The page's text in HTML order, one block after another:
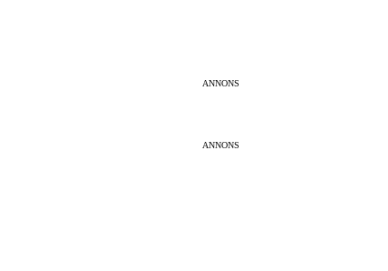
ANNONS
ANNONS